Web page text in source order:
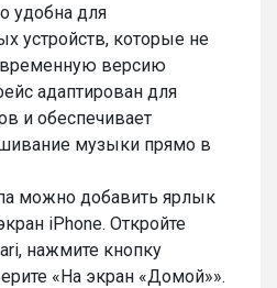
удобна для
устройств, которые не
версию
адаптирован для
и обеспечивает
музыки прямо в
можно добавить ярлык
iPhone. Откройте
нажмите кнопку
«На экран «Домой»».